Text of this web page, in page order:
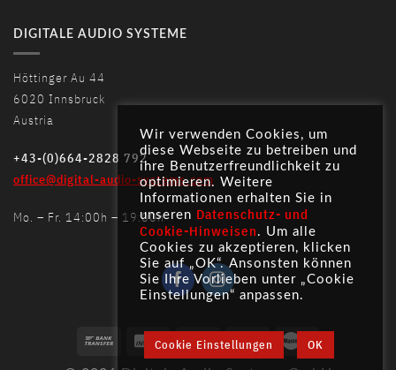
DIGITALE AUDIO SYSTEME
Höttinger Au 44
6020 Innsbruck
Austria
+43-(0)664-2828 792
office@digital-audio-systems.com
Mo. – Fr. 14:00h – 19:00h
Wir verwenden Cookies, um
diese Webseite zu betreiben und
ihre Benutzerfreundlichkeit zu
optimieren. Weitere
Informationen erhalten Sie in
unseren Datenschutz- und
Cookie-Hinweisen . Um alle
Cookies zu akzeptieren, klicken
Sie auf „OK“. Ansonsten können
Sie Ihre Vorlieben unter „Cookie
Einstellungen“ anpassen.
Cookie Einstellungen OK